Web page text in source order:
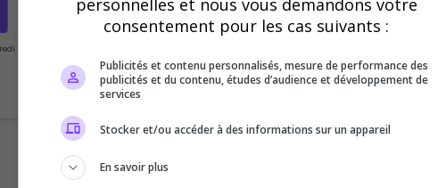
0
Votes Clics
consentement pour les cas suivants :
Publicités et contenu personnalisés, mesure de performance des
publicités et du contenu, études d’audience et développement de
services
Stocker et/ou accéder à des informations sur un appareil
En savoir plus